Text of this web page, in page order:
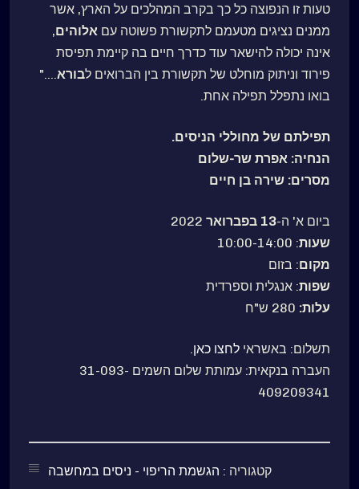
טעות זו הנפוצה כל כך בקרב המהלכים על הארץ, אשר
ממנים נציגים מטעמם לתקשורת פשוטה עם אלוהים,
אינה יכולה להישאר עוד כדרך חיים בה קיימת תפיסת
פירוד וניתוק מוחלט של תקשורת בין הברואים לבורא...."
בואו נתפלל תפילה אחת.
תפילתם של מחוללי הניסים.
הנחיה: אפרת שר-שלום
מסרים: שירה בן חיים
ביום א' ה-13 בפברואר
2022
שעות: 10:00-14:00
מקום: בזום
שפות: אנגלית וספרדית
עלות:280 ש"ח
תשלום: באשראי לחצו כאן.
העברה בנקאית: עמותת שלום השמים 31-093-
409209341
קטגוריה : הגשמת הריפוי - ניסים במחשבה